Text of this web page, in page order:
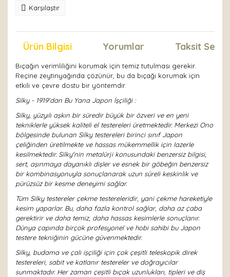
Karşılaştır
Ürün Bilgisi Yorumlar Taksit
Bıçağın verimliliğini korumak için temiz tutulması gerekir.
Reçine zeytinyağında çözünür, bu da bıçağı korumak için
etkili ve çevre dostu bir yöntemdir.
Silky - 1919'dan Bu Yana Japon İşçiliği :
Silky, yüzyılı aşkın bir süredir büyük bir özveri ve en yeni
tekniklerle yüksek kaliteli el testereleri üretmektedir. Merkezi Ono
bölgesinde bulunan Silky testereleri birinci sınıf Japon
çeliğinden üretilmekte ve hassas mükemmellik için lazerle
kesilmektedir. Silky'nin metalürji konusundaki benzersiz bilgisi,
sert, aşınmaya dayanıklı dişler ve esnek bir göbeğin benzersiz
bir kombinasyonuyla sonuçlanarak uzun süreli keskinlik ve
pürüzsüz bir kesme deneyimi sağlar.
Tüm Silky testereler çekme testereleridir, yani çekme hareketiyle
kesim yaparlar. Bu, daha fazla kontrol sağlar, daha az çaba
gerektirir ve daha temiz, daha hassas kesimlerle sonuçlanır.
Dünya çapında birçok profesyonel ve hobi sahibi bu Japon
testere tekniğinin gücüne güvenmektedir.
Silky, budama ve çalı işçiliği için çok çeşitli teleskopik direk
testereleri, sabit ve katlanır testereler ve doğrayıcılar
sunmaktadır. Her zaman çeşitli bıçak uzunlukları, tipleri ve diş